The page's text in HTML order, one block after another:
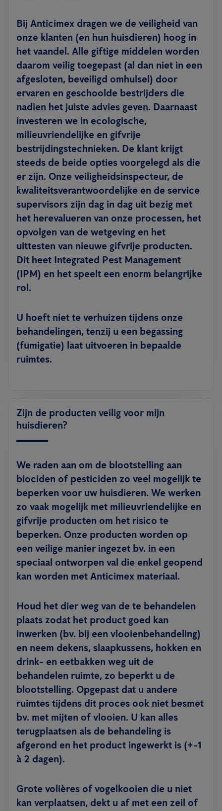
Bij Anticimex dragen we de veiligheid van
onze klanten (en hun huisdieren) hoog in
het vaandel. Alle giftige middelen worden
daarom veilig toegepast (al dan niet in een
afgesloten, beveiligd omhulsel) door
ervaren en geschoolde bestrijders die
nadien het juiste advies geven. Daarnaast
investeren we in ecologische,
milieuvriendelijke en gifvrije
bestrijdingstechnieken. De klant krijgt
steeds de beide opties voorgelegd als die
er zijn. Onze veiligheidsinspecteur, de
kwaliteitsverantwoordelijke en de service
supervisors zijn dag in dag uit bezig met
het herevalueren van onze processen, het
opvolgen van de wetgeving en het
uittesten van nieuwe gifvrije producten.
Dit heet Integrated Pest Management
(IPM) en het speelt een enorm belangrijke
rol.
U hoeft niet te verhuizen tijdens onze
behandelingen, tenzij u een begassing
(fumigatie) laat uitvoeren in bepaalde
ruimtes.
Zijn de producten veilig voor mijn
huisdieren?
We raden aan om de blootstelling aan
biociden of pesticiden zo veel mogelijk te
beperken voor uw huisdieren. We werken
zo vaak mogelijk met milieuvriendelijke en
gifvrije producten om het risico te
beperken. Onze producten worden op
een veilige manier ingezet bv. in een
speciaal ontworpen val die enkel geopend
kan worden met Anticimex materiaal.
Houd het dier weg van de te behandelen
plaats zodat het product goed kan
inwerken (bv. bij een vlooienbehandeling)
en neem dekens, slaapkussens, hokken en
drink- en eetbakken weg uit de
behandelen ruimte, zo beperkt u de
blootstelling. Opgepast dat u andere
ruimtes tijdens dit proces ook niet besmet
bv. met mijten of vlooien. U kan alles
terugplaatsen als de behandeling is
afgerond en het product ingewerkt is (+-1
à 2 dagen).
Grote volières of vogelkooien die u niet
kan verplaatsen, dekt u af met een zeil of